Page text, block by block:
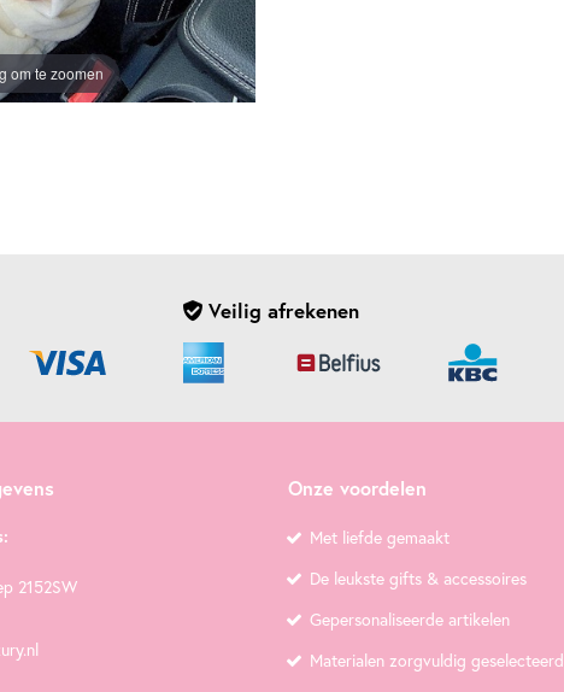
om te zoomen
Veilig afrekenen
2152SW
Onze voordelen
Met liefde gemaakt
De leukste gifts & accessoires
Gepersonaliseerde artikelen
Materialen zorgvuldig geselecteerd